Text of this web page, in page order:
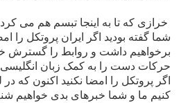
خرازى که تا به اينجا تبسم هم مى
شما گفته بوديد اگر ايران پروتکل را
برخواهيم داشت و روابط را گسترش
حرکات دست را به کمک زبان
اگر پروتکل را امضا نکنيد اکنون
کنيم ما و شما خبرهاى بدى خواهيم